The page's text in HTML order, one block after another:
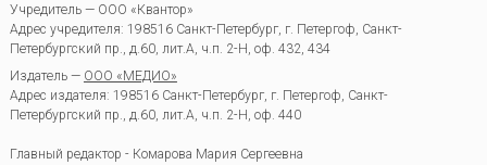
Учредитель — ООО «Квантор»
Адрес учредителя: 198516 Санкт-Петербург, г. Петергоф, Санкт-
Петербургский пр., д.60, лит.А, ч.п. 2-Н, оф. 432, 434
Издатель — ООО «МЕДИО»
Адрес издателя: 198516 Санкт-Петербург, г. Петергоф, Санкт-
Петербургский пр., д.60, лит.А, ч.п. 2-Н, оф. 440
Главный редактор - Комарова Мария Сергеевна